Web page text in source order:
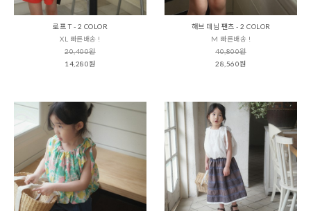
로프 T - 2 COLOR
XL 빠른배송 !
20,400원
14,280원
해브 데님 팬츠 - 2 COLOR
M 빠른배송 !
40,800원
28,560원